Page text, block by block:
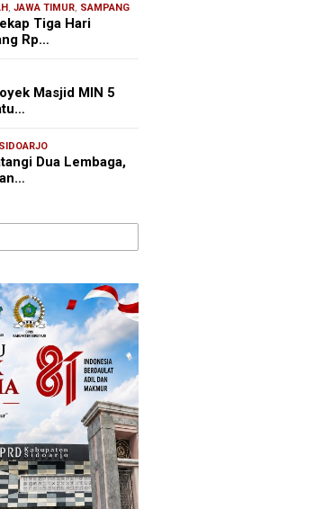
,JAWA TIMUR, SAMPANG
Tiga Hari
Rp…
Masjid MIN 5
SIDOARJO
Dua Lembaga,